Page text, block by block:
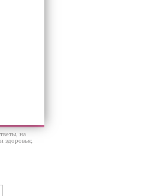
на
здоровья;